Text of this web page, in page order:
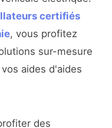
certifiés
, vous profitez
sur-mesure
aides d'aides
des